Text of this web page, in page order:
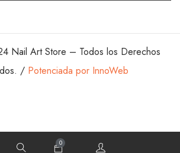
Nail Art Store – Todos los Derechos
/ Potenciada por InnoWeb
0